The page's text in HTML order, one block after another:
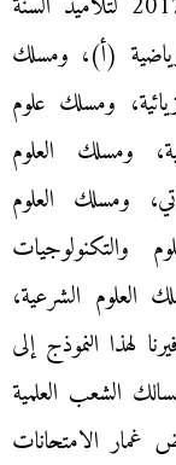
(أ)، ومسلك
ومسلك علوم
ومسلك العلوم
ومسلك العلوم
والتكنولوجيات
العلوم الشرعية،
لهذا النموذج إلى
الشعب العلمية
غمار الامتحانات